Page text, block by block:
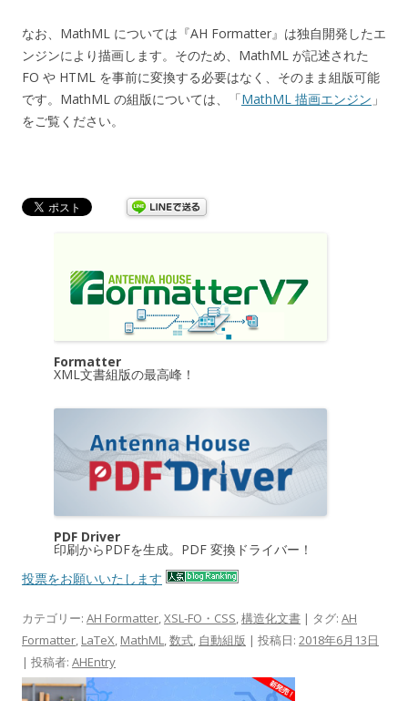
なお、MathML については『AH Formatter』は独自開発したエ
ンジンにより描画します。そのため、MathML が記述された
FO や HTML を事前に変換する必要はなく、そのまま組版可能
です。MathML の組版については、「MathML 描画エンジン 」
をご覧ください。
Formatter
XML文書組版の最高峰！
PDF Driver
印刷からPDFを生成。PDF 変換ドライバー！
投票をお願いいたします
カテゴリー: AH Formatter,XSL-FO・CSS,構造化文書 | タグ: AH
Formatter, LaTeX, MathML,数式, 自動組版 | 投稿日: 2018年6月13日
| 投稿者: AHEntry